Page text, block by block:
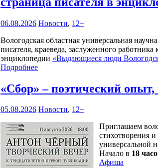
06.08.2026 Новости, 12+
Вологодская областная универсальная
писателя, краеведа, заслуженного
энциклопедии «Выдающиеся люди
Подробнее
«Сбор» – поэтический
05.08.2026 Новости, 12+
Приглашаем
стихотворения
универсальной
Начало в 18
Афиша